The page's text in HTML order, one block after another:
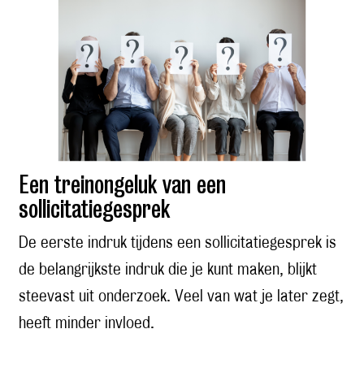
Een treinongeluk van een
sollicitatiegesprek
De eerste indruk tijdens een sollicitatiegesprek is
de belangrijkste indruk die je kunt maken, blijkt
steevast uit onderzoek. Veel van wat je later zegt,
heeft minder invloed.